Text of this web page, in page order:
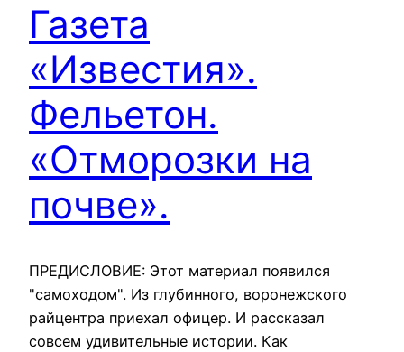
Газета
«Известия».
Фельетон.
«Отморозки на
почве».
ПРЕДИСЛОВИЕ: Этот материал появился
"самоходом". Из глубинного, воронежского
райцентра приехал офицер. И рассказал
совсем удивительные истории. Как